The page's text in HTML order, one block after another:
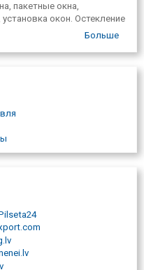
пакетные окна,
окон. Остекление
окна и двери.
для окон.
Ventspils, Салдус,
сетки от москитов,
оптовая торговля,
окна, утепленные
рулонные жалюзи для
солнца и от жары,
Зимние сады,
окна. Двери и окна;
Двери, окна,
пластмассовые окна,
алюминевые окна и
окон, продажа
Металлические
Больше